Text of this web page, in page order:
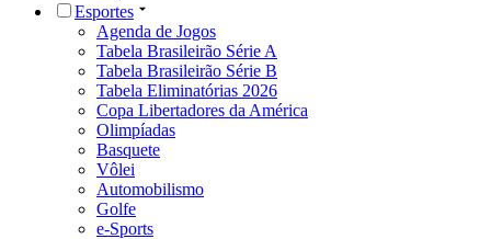
Esportes
Agenda de Jogos
Tabela Brasileirão Série A
Tabela Brasileirão Série B
Tabela Eliminatórias 2026
Copa Libertadores da América
Olimpíadas
Basquete
Vôlei
Automobilismo
Golfe
e-Sports